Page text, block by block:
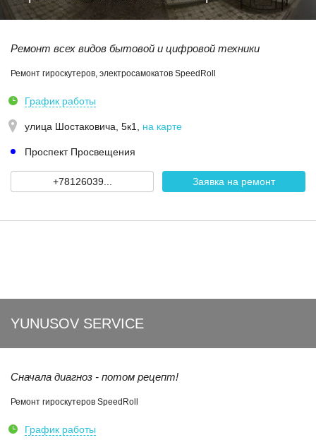
Ремонт всех видов бытовой и цифровой техники
Ремонт гироскутеров, электросамокатов SpeedRoll
График работы
улица Шостаковича, 5к1 на карте
Проспект Просвещения
+78126039... Заявка на ремонт
YUNUSOV SERVICE
Сначала диагноз - потом рецепт!
Ремонт гироскутеров SpeedRoll
График работы